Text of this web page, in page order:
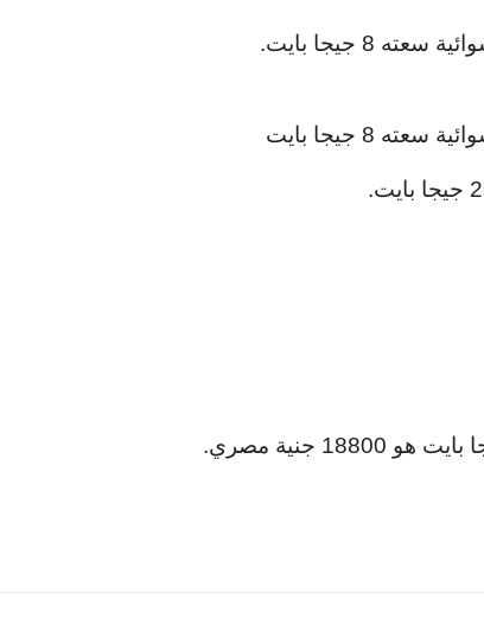
سعته 8 جيجا بايت.
سعته 8 جيجا بايت
جيجا بايت.
هو 18800 جنية مصري.